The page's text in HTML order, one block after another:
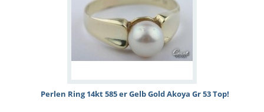
Perlen Ring 14kt 585 er Gelb Gold Akoya Gr 53 Top!